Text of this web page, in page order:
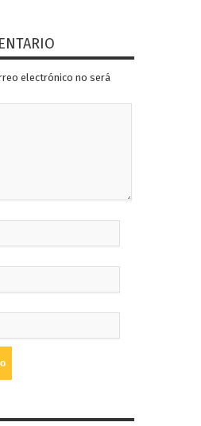
electrónico no será